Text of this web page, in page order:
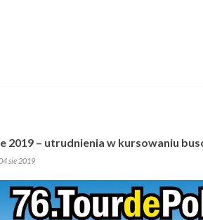
2019 – utrudnienia w kursowaniu
sie 2019